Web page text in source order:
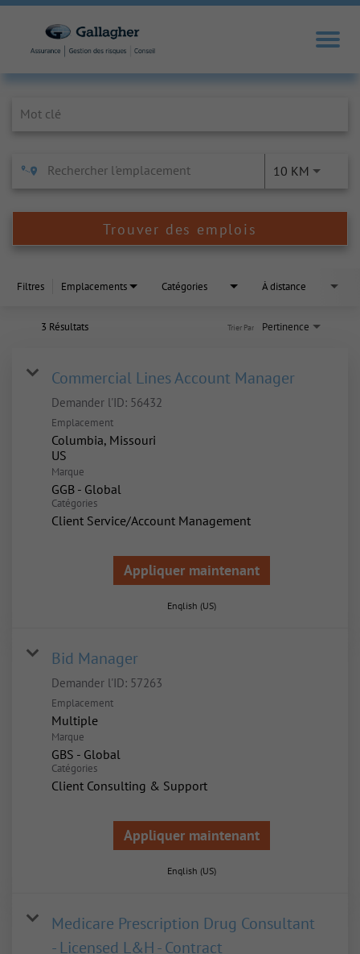
10 KM
Trouver des emplois
Filtres Emplacements Catégories À distance
3 Résultats Pertinence
Trier Par
Commercial Lines Account Manager
Demander l'ID: 56432
Emplacement
Columbia, Missouri
Marque
GGB - Global
Catégories
Client Service/Account Management
Appliquer maintenant
English (US)
Bid Manager
Demander l'ID: 57263
Emplacement
Multiple
Marque
GBS - Global
Catégories
Client Consulting & Support
Appliquer maintenant
English (US)
Medicare Prescription Drug Consultant
- Licensed L&H - Contract